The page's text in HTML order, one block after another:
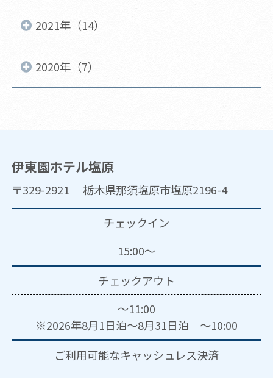
2021年（14）
2020年（7）
伊東園ホテル塩原
〒329-2921 栃木県那須塩原市塩原2196-4
チェックイン
15:00～
チェックアウト
～11:00
※2026年8月1日泊～8月31日泊 ～10:00
ご利用可能なキャッシュレス決済